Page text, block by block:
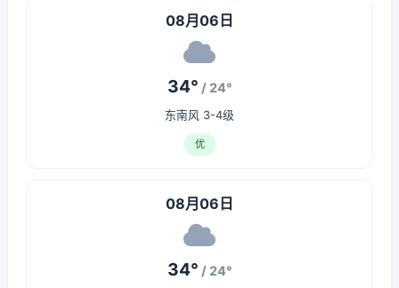
08月06日
34° / 24°
东南风 3-4级
优
08月06日
34° / 24°